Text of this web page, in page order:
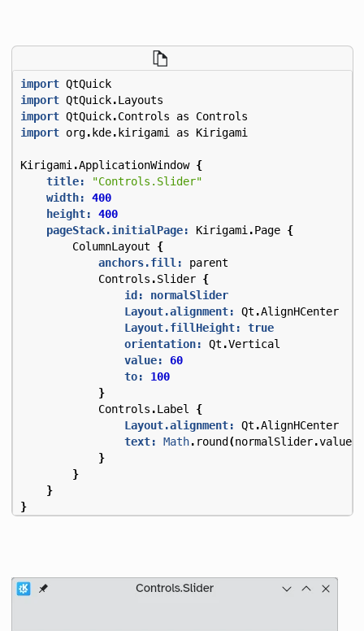
import QtQuick
import QtQuick.Layouts
import QtQuick.Controls as
Controls
import org. kde. kirigami as Kirigami
Kirigami .ApplicationWindow {
title:
"Controls.Slider"
width:
400
height:
400
pageStack.initialPage:
Kirigami .Page {
ColumnLayout
{
anchors.fill:
parent
Controls .Slider {
id: normalSlider
Layout.alignment:
Qt .AlignHCenter
Layout.fillHeight:
true
orientation:
Qt .Vertical
value:
60
to:
100
}
Controls .Label
{
Layout.alignment:
Qt .AlignHCenter
text:
Math. round (normalSlider.value)
}
}
}
}